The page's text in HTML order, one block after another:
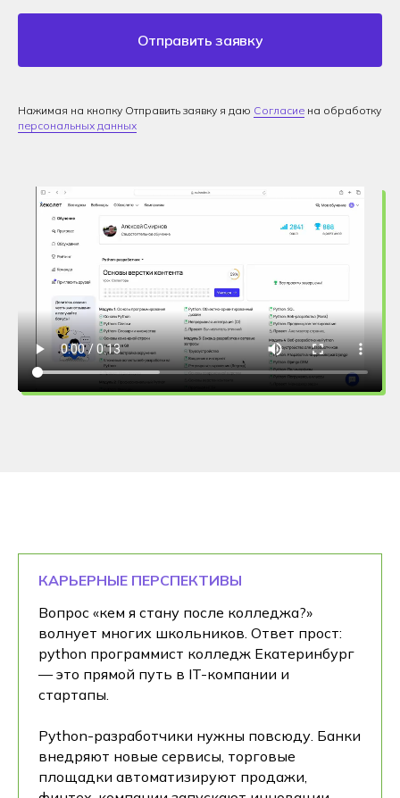
Отправить заявку
Нажимая на кнопку Отправить заявку я даю Согласие на обработку
персональных данных
КАРЬЕРНЫЕ ПЕРСПЕКТИВЫ
Вопрос «кем я стану после колледжа?»
волнует многих школьников. Ответ прост:
python программист колледж Екатеринбург
— это прямой путь в IT-компании и
стартапы.
Python-разработчики нужны повсюду. Банки
внедряют новые сервисы, торговые
площадки автоматизируют продажи,